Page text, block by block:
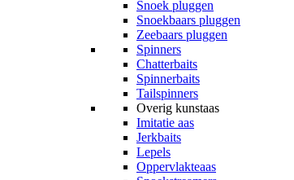
Snoek pluggen
Snoekbaars pluggen
Zeebaars pluggen
Spinners
Chatterbaits
Spinnerbaits
Tailspinners
Overig kunstaas
Imitatie aas
Jerkbaits
Lepels
Oppervlakteaas